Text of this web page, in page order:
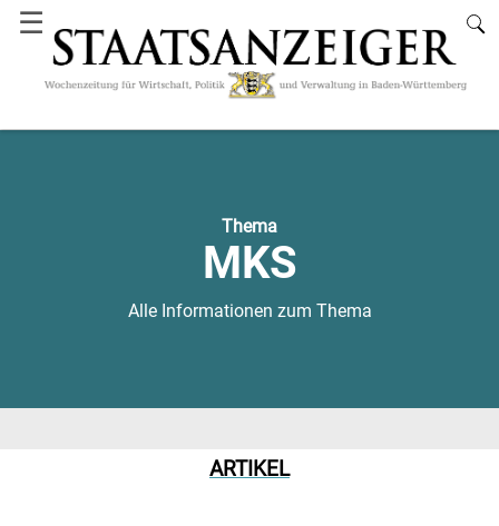
☰
Thema
MKS
Alle Informationen zum Thema
ARTIKEL